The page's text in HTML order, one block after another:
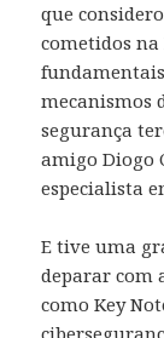
que
cometidos
mecanismos
segurança
amigo Diogo
especialista
E tive uma
deparar com
como Key